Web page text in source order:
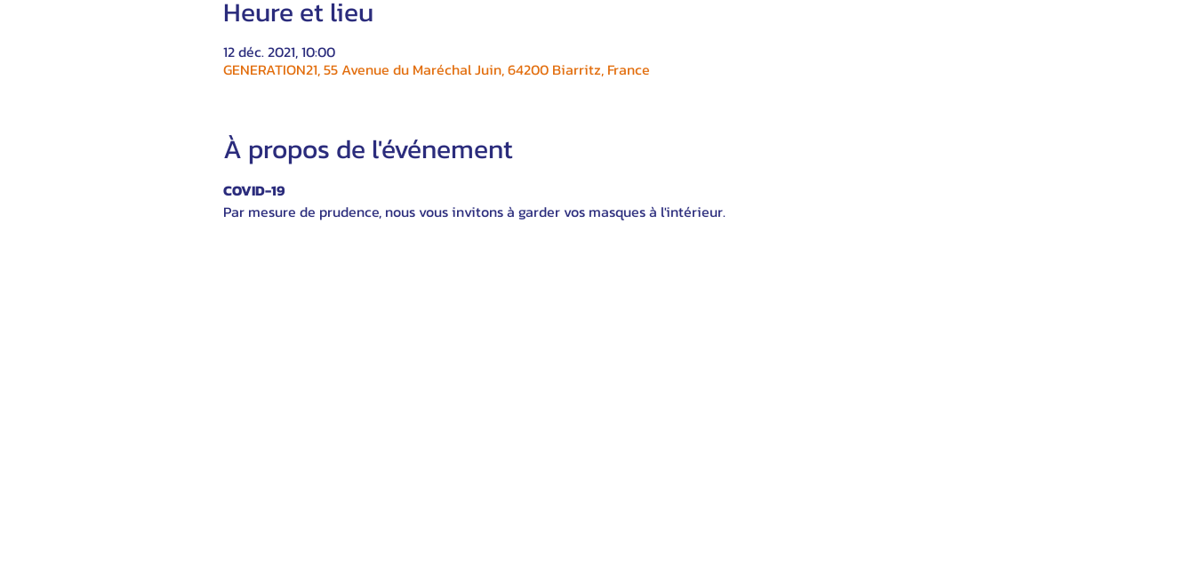
Heure et lieu
12 déc. 2021, 10:00
GENERATION21, 55 Avenue du Maréchal Juin, 64200 Biarritz, France
À propos de l'événement
COVID-19
Par mesure de prudence, nous vous invitons à garder vos masques à l'intérieur.